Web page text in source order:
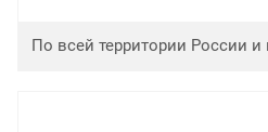
По всей территории России и